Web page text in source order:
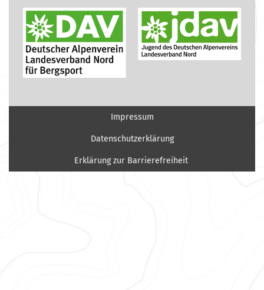
Impressum
Datenschutzerklärung
Erklärung zur Barrierefreiheit